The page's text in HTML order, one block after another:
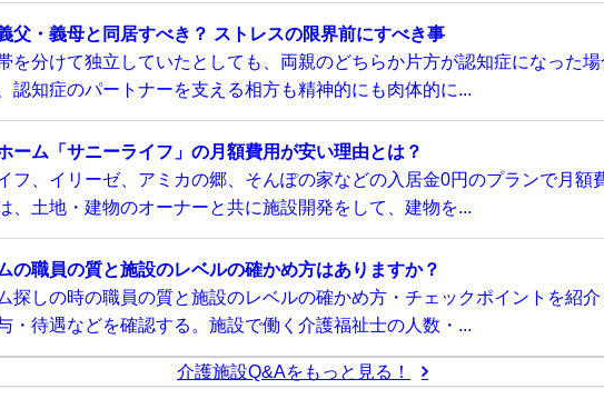
父・義母と同居すべき？ ストレスの限界前にすべき事
を分けて独立していたとしても、両親のどちらか片方が認知症になった
認知症のパートナーを支える相方も精神的にも肉体的に...
ーム「サニーライフ」の月額費用が安い理由とは？
フ、イリーゼ、アミカの郷、そんぽの家などの入居金0円のプランで月額
、土地・建物のオーナーと共に施設開発をして、建物を...
の職員の質と施設のレベルの確かめ方はありますか？
探しの時の職員の質と施設のレベルの確かめ方・チェックポイントを紹介
・待遇などを確認する。施設で働く介護福祉士の人数・...
介護施設Q&Aをもっと見る！